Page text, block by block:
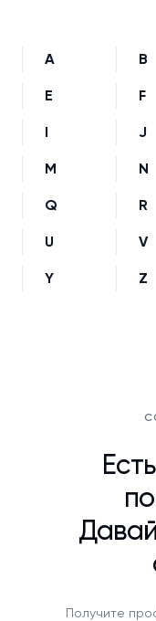
A B
E F
I J
M N
Q R
U V
Y Z
Получите